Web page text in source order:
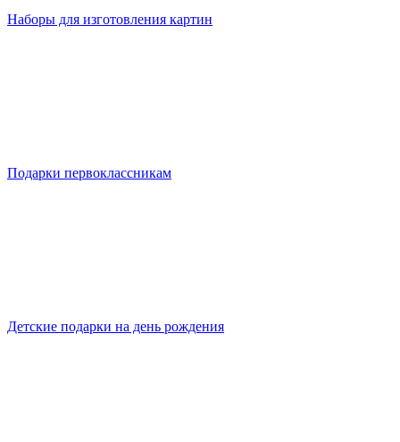
Наборы для изготовления картин
Подарки первоклассникам
Детские подарки на день рождения